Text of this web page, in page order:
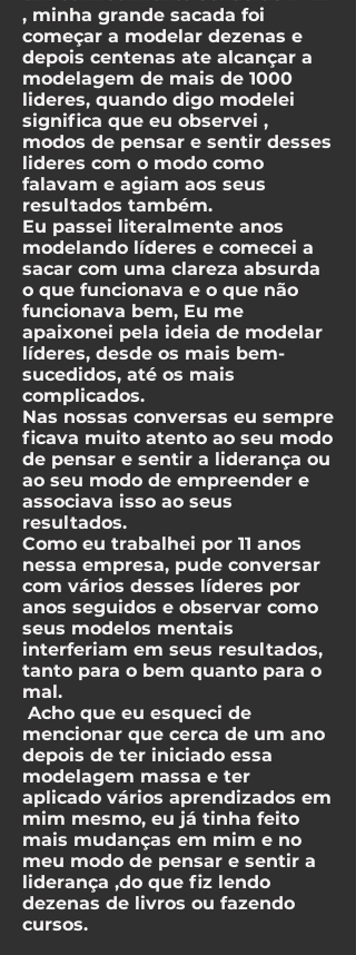
, minha grande sacada foi
começar a modelar dezenas e
depois centenas ate alcançar a
modelagem de mais de 1000
lideres, quando digo modelei
significa que eu observei ,
modos de pensar e sentir desses
lideres com o modo como
falavam e agiam aos seus
resultados também.
Eu passei literalmente anos
modelando líderes e comecei a
sacar com uma clareza absurda
o que funcionava e o que não
funcionava bem, Eu me
apaixonei pela ideia de modelar
líderes, desde os mais bem-
sucedidos, até os mais
complicados.
Nas nossas conversas eu sempre
ficava muito atento ao seu modo
de pensar e sentir a liderança ou
ao seu modo de empreender e
associava isso ao seus
resultados.
Como eu trabalhei por 11 anos
nessa empresa, pude conversar
com vários desses líderes por
anos seguidos e observar como
seus modelos mentais
interferiam em seus resultados,
tanto para o bem quanto para o
mal.
Acho que eu esqueci de
mencionar que cerca de um ano
depois de ter iniciado essa
modelagem massa e ter
aplicado vários aprendizados em
mim mesmo, eu já tinha feito
mais mudanças em mim e no
meu modo de pensar e sentir a
liderança ,do que fiz lendo
dezenas de livros ou fazendo
cursos.